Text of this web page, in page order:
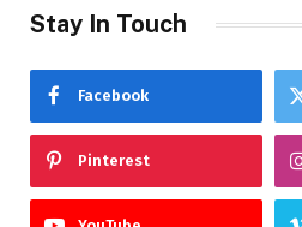
Stay In Touch
Facebook
Pinterest